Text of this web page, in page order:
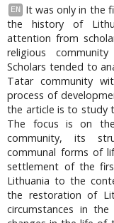
EN
It was only in the
the history of
attention from
religious
Scholars tended to
Tatar community
process of
the article is to study
The focus is on
community, its
communal forms of
settlement of the
Lithuania to the
the restoration of
circumstances in